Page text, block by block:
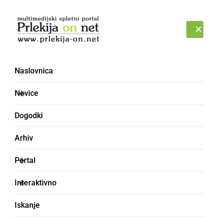
Naslovnica
Novice
Dogodki
Arhiv
Portal
Interaktivno
Iskanje
kandidature
POLITIKA